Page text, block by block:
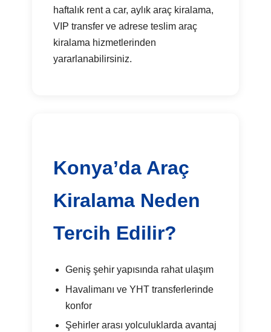
haftalık rent a car, aylık araç kiralama,
VIP transfer ve adrese teslim araç
kiralama hizmetlerinden
yararlanabilirsiniz.
Konya’da Araç
Kiralama Neden
Tercih Edilir?
Geniş şehir yapısında rahat ulaşım
Havalimanı ve YHT transferlerinde
konfor
Şehirler arası yolculuklarda avantaj